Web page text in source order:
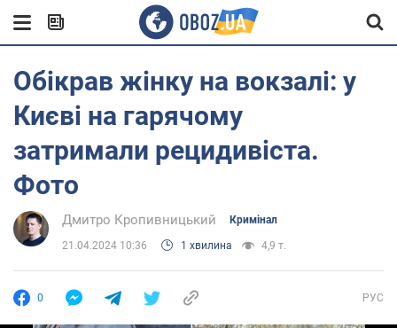
Обікрав жінку на вокзалі: у
Києві на гарячому
затримали рецидивіста.
Фото
Дмитро Кропивницький Кримінал
21.04.2024 10:36 1 хвилина 4,9 т.
0 РУС